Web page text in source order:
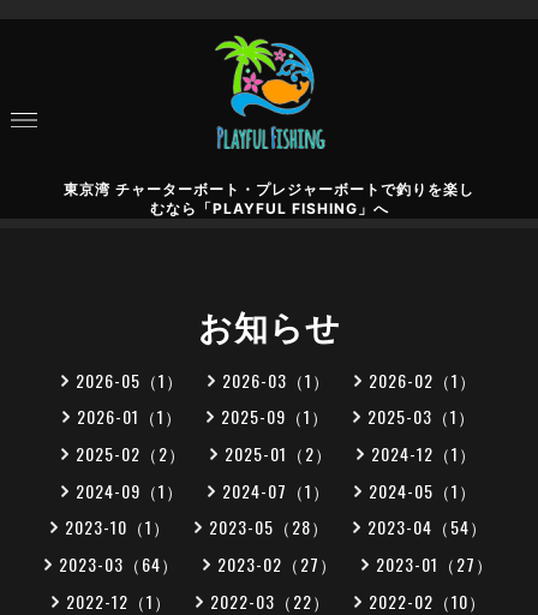
東京湾 チャーターボート・プレジャーボートで釣りを楽し
むなら「PLAYFUL FISHING」へ
お知らせ
2026-05（1） 2026-03（1）
2026-02（1）
2026-01（1）
2025-09（1）
2025-03（1）
2025-02（2）
2025-01（2）
2024-12（1）
2024-09（1）
2024-07（1）
2024-05（1）
2023-10（1）
2023-05（28）
2023-04（54）
2023-03（64）
2023-02（27）
2023-01（27）
2022-12（1）
2022-03（22）
2022-02（10）